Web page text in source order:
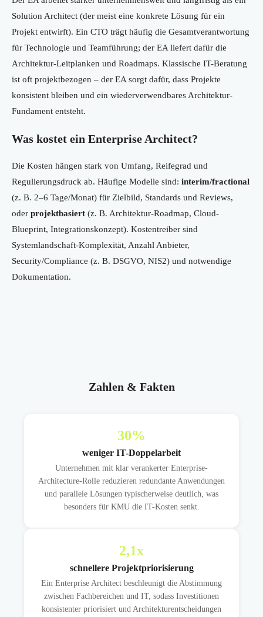
Solution Architect (der meist eine konkrete Lösung für ein
Projekt entwirft). Ein CTO trägt häufig die Gesamtverantwortung
für Technologie und Teamführung; der EA liefert dafür die
Architektur-Leitplanken und Roadmaps. Klassische IT-Beratung
ist oft projektbezogen – der EA sorgt dafür, dass Projekte
konsistent bleiben und ein wiederverwendbares Architektur-
Fundament entsteht.
Was kostet ein Enterprise Architect?
Die Kosten hängen stark von Umfang, Reifegrad und
Regulierungsdruck ab. Häufige Modelle sind: interim/fractional
(z. B. 2–6 Tage/Monat) für Zielbild, Standards und Reviews,
oder projektbasiert (z. B. Architektur-Roadmap, Cloud-
Blueprint, Integrationskonzept). Kostentreiber sind
Systemlandschaft-Komplexität, Anzahl Anbieter,
Security/Compliance (z. B. DSGVO, NIS2) und notwendige
Dokumentation.
Zahlen & Fakten
30%
weniger IT-Doppelarbeit
Unternehmen mit klar verankerter Enterprise-
Architecture-Rolle reduzieren redundante Anwendungen
und parallele Lösungen typischerweise deutlich, was
besonders für KMU die IT-Kosten senkt.
2,1x
schnellere Projektpriorisierung
Ein Enterprise Architect beschleunigt die Abstimmung
zwischen Fachbereichen und IT, sodass Investitionen
konsistenter priorisiert und Architekturentscheidungen